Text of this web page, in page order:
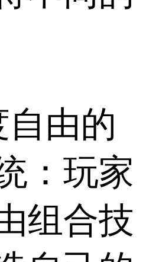
自由的
：玩家
组合技